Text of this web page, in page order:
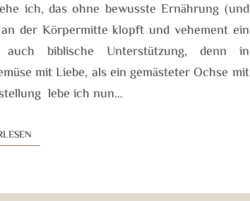
ich, das ohne bewusste Ernährung (und
der Körpermitte klopft und vehement ein
biblische Unterstützung, denn in
mit Liebe, als ein gemästeter Ochse mit
lebe ich nun…